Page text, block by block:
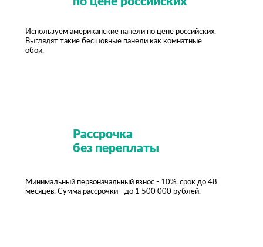
Используем американские панели по цене российских.
Выглядят такие бесшовные панели как комнатные
обои.
Рассрочка
без переплаты
Минимальный первоначальный взнос - 10%, срок до 48
месяцев. Сумма рассрочки - до 1 500 000 рублей.